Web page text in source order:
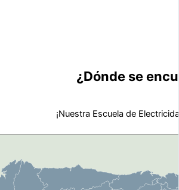
¿Dónde se
¡Nuestra Escuela de